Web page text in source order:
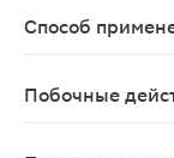
Способ
Побочные